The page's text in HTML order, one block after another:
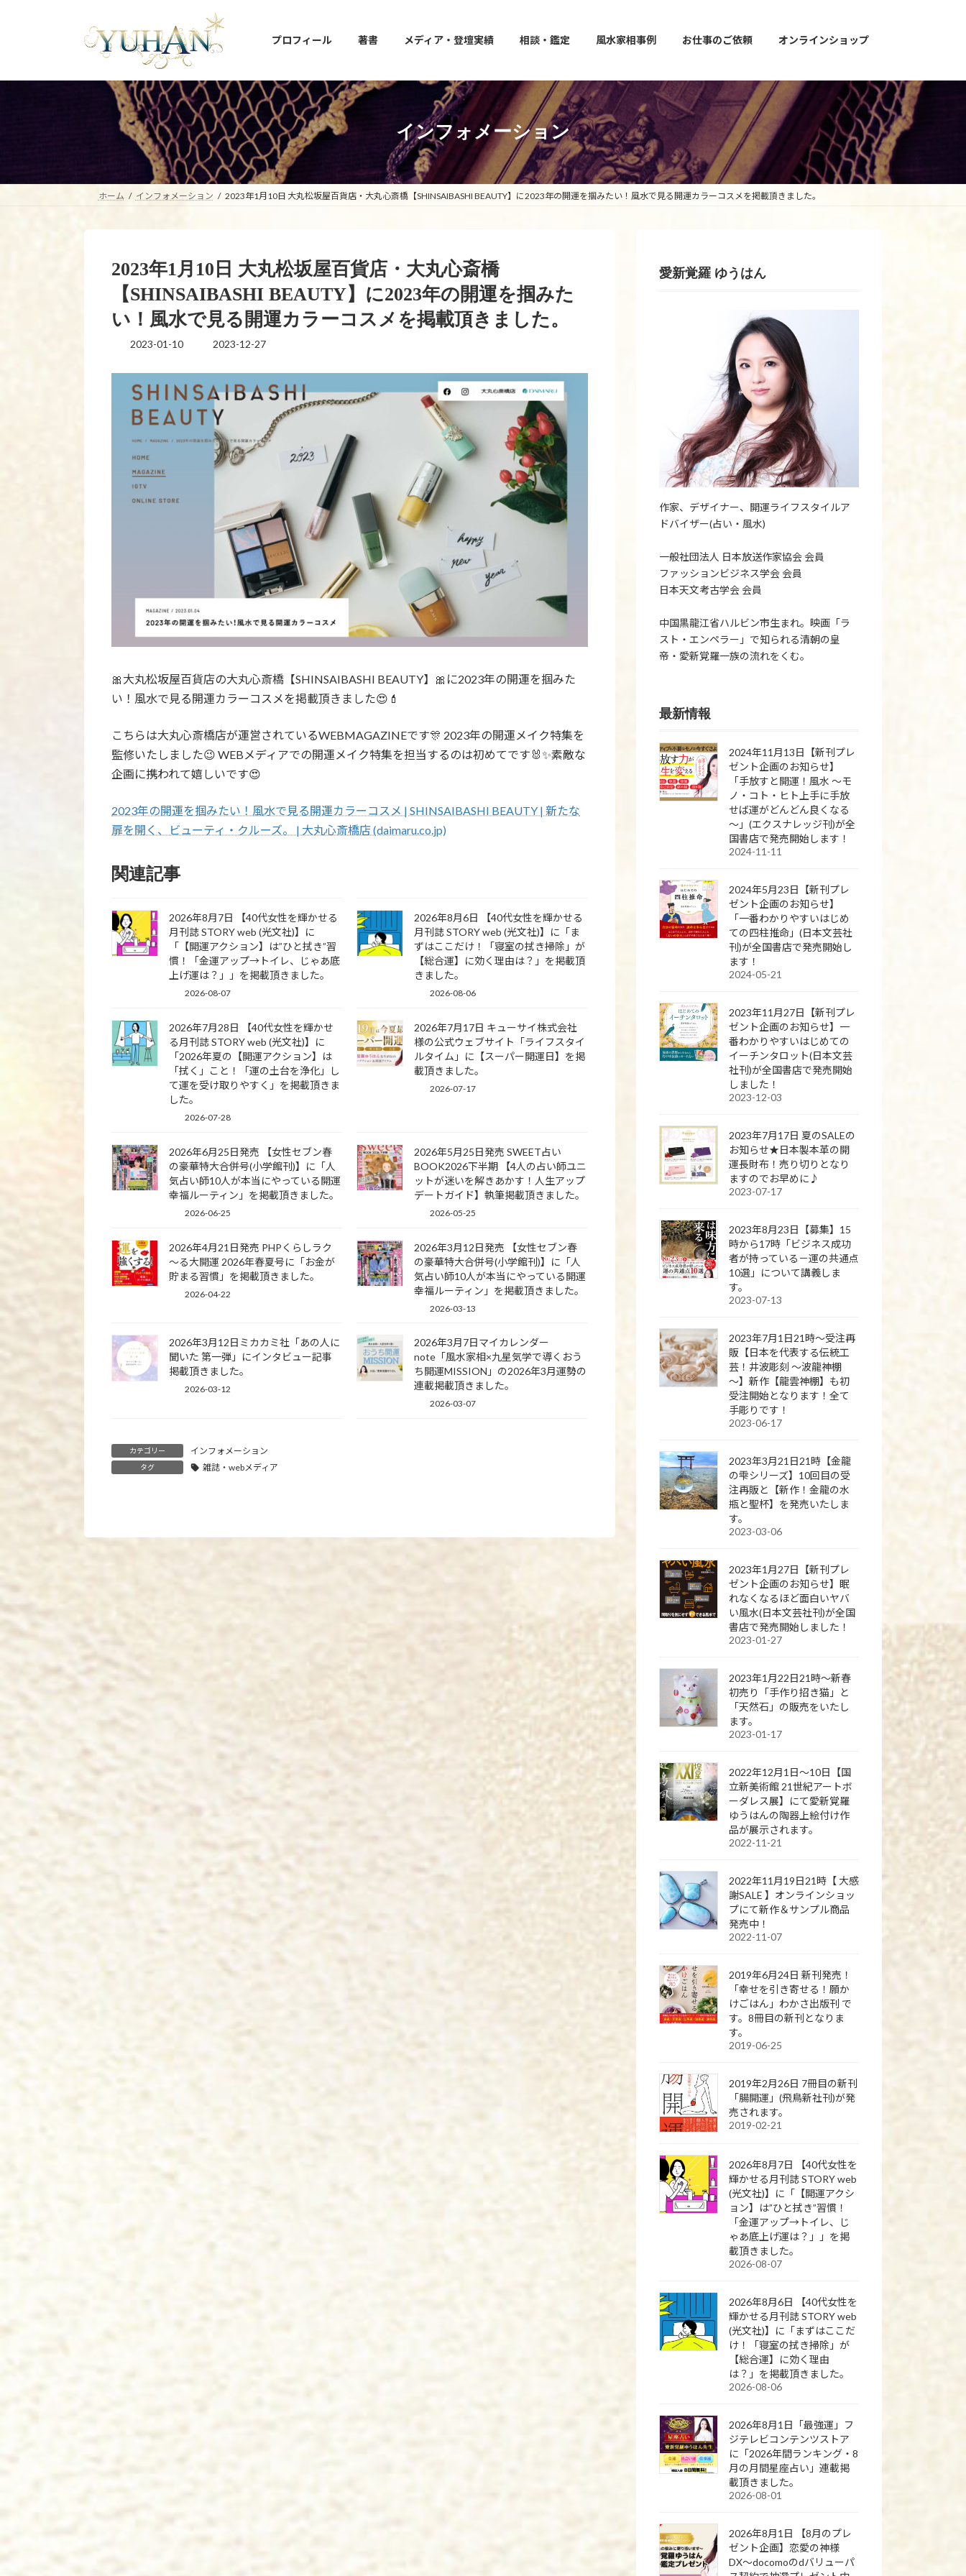
ツ
シ
プロフィール 著書 メディア・登壇実績 相談・鑑定 風水家相事例 お仕事のご依頼 オンラインショップ
インフォメーション
ホーム インフォメーション 2023年1月10日 大丸松坂屋百貨店・大丸心斎橋【SHINSAIBASHI BEAUTY】に2023年の開運を掴みたい！風水で見る開運カラーコスメを掲載頂きました。
2023年1月10日 大丸松坂屋百貨店・大丸心斎橋
【SHINSAIBASHI BEAUTY】に2023年の開運を掴みた
い！風水で見る開運カラーコスメを掲載頂きました。
2023-01-10
最
更
新
日
時
:
2023-12-27
🎀大丸松坂屋百貨店の大丸心斎橋【SHINSAIBASHI BEAUTY】🎀に2023年の開運を掴みた
い！風水で見る開運カラーコスメを掲載頂きました😍💄
こちらは大丸心斎橋店が運営されているWEBMAGAZINEです🎊 2023年の開運メイク特集を
監修いたしました😉 WEBメディアでの開運メイク特集を担当するのは初めてです🐰✨素敵な
企画に携われて嬉しいです😍
2023年の開運を掴みたい！風水で見る開運カラーコスメ | SHINSAIBASHI BEAUTY | 新たな
扉を開く、ビューティ・クルーズ。 | 大丸心斎橋店 (daimaru.co.jp)
関連記事
2026年8月7日 【40代女性を輝かせる
月刊誌 STORY web (光文社)】に
「【開運アクション】は”ひと拭き”習
慣！「金運アップ→トイレ、じゃあ底
上げ運は？」」を掲載頂きました。
2026-08-07
2026年8月6日 【40代女性を輝かせる
月刊誌 STORY web (光文社)】に「ま
ずはここだけ！「寝室の拭き掃除」が
【総合運】に効く理由は？」を掲載頂
きました。
2026-08-06
2026年7月28日 【40代女性を輝かせ
る月刊誌 STORY web (光文社)】に
「2026年夏の【開運アクション】は
「拭く」こと！「運の土台を浄化」し
て運を受け取りやすく」を掲載頂きま
した。
2026-07-28
2026年7月17日 キューサイ株式会社
様の公式ウェブサイト「ライフスタイ
ルタイム」に【スーパー開運日】を掲
載頂きました。
2026-07-17
2026年6月25日発売 【女性セブン春
の豪華特大合併号(小学館刊)】に「人
気占い師10人が本当にやっている開運
幸福ルーティン」を掲載頂きました。
2026-06-25
2026年5月25日発売 SWEET占い
BOOK2026下半期 【4人の占い師ユニ
ットが迷いを解きあかす！人生アップ
デートガイド】執筆掲載頂きました。
2026-05-25
2026年4月21日発売 PHPくらしラク
～る大開運 2026年春夏号に「お金が
貯まる習慣」を掲載頂きました。
2026-04-22
2026年3月12日発売 【女性セブン春
の豪華特大合併号(小学館刊)】に「人
気占い師10人が本当にやっている開運
幸福ルーティン」を掲載頂きました。
2026-03-13
2026年3月12日ミカカミ社「あの人に
聞いた 第一弾」にインタビュー記事
掲載頂きました。
2026-03-12
2026年3月7日マイカレンダー
note「風水家相×九星気学で導くおう
ち開運MISSION」の2026年3月運勢の
連載掲載頂きました。
2026-03-07
カテゴリー インフォメーション
タグ 雑誌・webメディア
愛新覚羅 ゆうはん
作家、デザイナー、開運ライフスタイルア
ドバイザー(占い・風水)
一般社団法人 日本放送作家協会 会員
ファッションビジネス学会 会員
日本天文考古学会 会員
中国黒龍江省ハルビン市生まれ。映画「ラ
スト・エンペラー」で知られる清朝の皇
帝・愛新覚羅一族の流れをくむ。
最新情報
2024年11月13日【新刊プレ
ゼント企画のお知らせ】
「手放すと開運！風水 ～モ
ノ・コト・ヒト上手に手放
せば運がどんどん良くなる
～」(エクスナレッジ刊)が全
国書店で発売開始します！
2024-11-11
2024年5月23日【新刊プレ
ゼント企画のお知らせ】
「一番わかりやすいはじめ
ての四柱推命」(日本文芸社
刊)が全国書店で発売開始し
ます！
2024-05-21
2023年11月27日【新刊プレ
ゼント企画のお知らせ】一
番わかりやすいはじめての
イーチンタロット(日本文芸
社刊)が全国書店で発売開始
しました！
2023-12-03
2023年7月17日 夏のSALEの
お知らせ★日本製本革の開
運長財布！売り切りとなり
ますのでお早めに♪
2023-07-17
2023年8月23日【募集】15
時から17時「ビジネス成功
者が持っている－運の共通点
10選」について講義しま
す。
2023-07-13
2023年7月1日21時～受注再
販【日本を代表する伝統工
芸！井波彫刻 ～波龍神棚
～】新作【龍雲神棚】も初
受注開始となります！全て
手彫りです！
2023-06-17
2023年3月21日21時【金龍
の雫シリーズ】10回目の受
注再販と【新作！金龍の水
瓶と聖杯】を発売いたしま
す。
2023-03-06
2023年1月27日【新刊プレ
ゼント企画のお知らせ】眠
れなくなるほど面白いヤバ
い風水(日本文芸社刊)が全国
書店で発売開始しました！
2023-01-27
2023年1月22日21時～新春
初売り「手作り招き猫」と
「天然石」の販売をいたし
ます。
2023-01-17
2022年12月1日～10日【国
立新美術館 21世紀アートボ
ーダレス展】にて愛新覚羅
ゆうはんの陶器上絵付け作
品が展示されます。
2022-11-21
2022年11月19日21時【 大感
謝SALE 】オンラインショッ
プにて新作＆サンプル商品
発売中！
2022-11-07
2019年6月24日 新刊発売！
「幸せを引き寄せる！願か
けごはん」わかさ出版刊 で
す。8冊目の新刊となりま
す。
2019-06-25
2019年2月26日 7冊目の新刊
「腸開運」(飛鳥新社刊)が発
売されます。
2019-02-21
2026年8月7日 【40代女性を
輝かせる月刊誌 STORY web
(光文社)】に「【開運アクシ
ョン】は”ひと拭き”習慣！
「金運アップ→トイレ、じ
ゃあ底上げ運は？」」を掲
載頂きました。
2026-08-07
2026年8月6日 【40代女性を
輝かせる月刊誌 STORY web
(光文社)】に「まずはここだ
け！「寝室の拭き掃除」が
【総合運】に効く理由
は？」を掲載頂きました。
2026-08-06
2026年8月1日「最強運」フ
ジテレビコンテンツストア
に「2026年間ランキング・8
月の月間星座占い」連載掲
載頂きました。
2026-08-01
2026年8月1日 【8月のプレ
ゼント企画】恋愛の神様
DX〜docomoのdバリューパ